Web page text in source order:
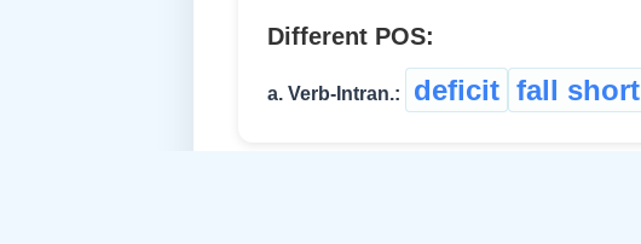
Different POS:
a. Verb-Intran.: deficit fall short